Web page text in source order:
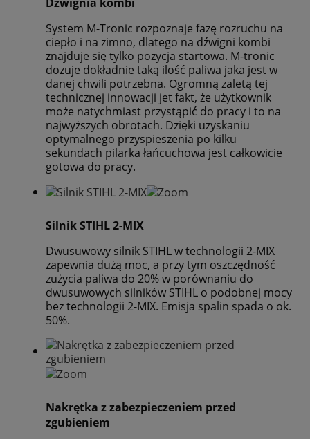
System M-Tronic rozpoznaje fazę rozruchu na
ciepło i na zimno, dlatego na dźwigni kombi
znajduje się tylko pozycja startowa. M-tronic
dozuje dokładnie taką ilość paliwa jaka jest w
danej chwili potrzebna. Ogromną zaletą tej
technicznej innowacji jet fakt, że użytkownik
może natychmiast przystąpić do pracy i to na
najwyższych obrotach. Dzięki uzyskaniu
optymalnego przyspieszenia po kilku
sekundach pilarka łańcuchowa jest całkowicie
gotowa do pracy.
Silnik STIHL 2-MIX
Dwusuwowy silnik STIHL w technologii 2-MIX
zapewnia dużą moc, a przy tym oszczędność
zużycia paliwa do 20% w porównaniu do
dwusuwowych silników STIHL o podobnej mocy
bez technologii 2-MIX. Emisja spalin spada o ok.
50%.
Nakrętka z zabezpieczeniem przed
zgubieniem